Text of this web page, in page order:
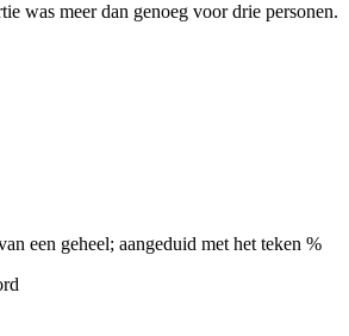
was meer dan genoeg voor drie personen.
een geheel; aangeduid met het teken %